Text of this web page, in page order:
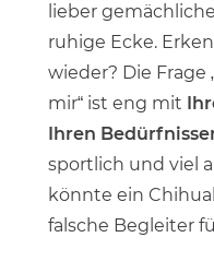
lieber
ruhige Ecke.
wieder? Die Frage
mir“ ist eng mit
Ihren
sportlich und viel
könnte ein
falsche Begleiter